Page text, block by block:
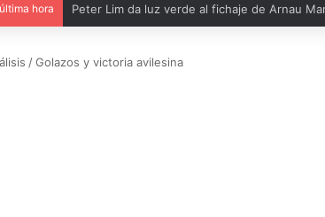
hora El Eldense mira a las canteras para reforzarse
/Golazos y victoria avilesina